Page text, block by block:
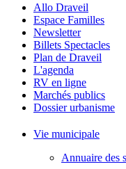
Allo Draveil
Espace Familles
Newsletter
Billets Spectacles
Plan de Draveil
L'agenda
RV en ligne
Marchés publics
Dossier urbanisme
Vie municipale
Annuaire des